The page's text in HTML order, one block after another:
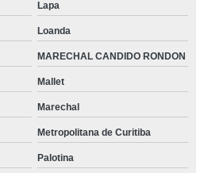
Lapa
Loanda
MARECHAL CANDIDO RONDON
Mallet
Marechal
Metropolitana de Curitiba
Palotina